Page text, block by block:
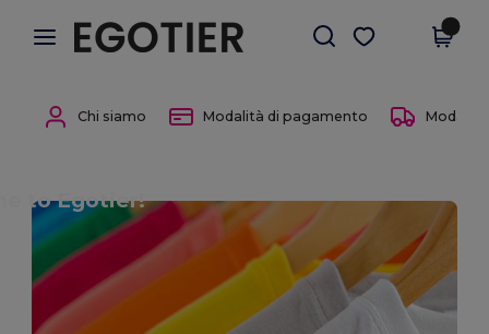
× App Egotier
Prezzi migliori sull'app!
Scarica app
Chi siamo Modalità di pagamento
to Egotier!